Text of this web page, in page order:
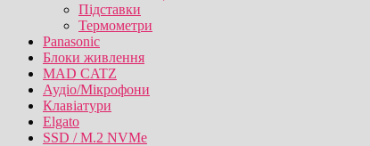
Підставки
Термометри
Panasonic
Блоки живлення
MAD CATZ
Аудіо/Мікрофони
Клавіатури
Elgato
SSD / M.2 NVMe